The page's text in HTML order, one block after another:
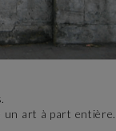
un art à part entière.